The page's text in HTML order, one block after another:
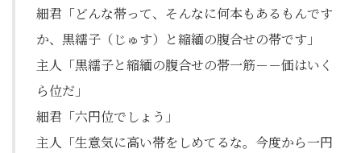
細君「どんな帯って、そんなに何本もあるもんです
か、黒繻子（じゅす）と縮緬の腹合せの帯です」
主人「黒繻子と縮緬の腹合せの帯一筋－－価はいく
ら位だ」
細君「六円位でしょう」
主人「生意気に高い帯をしめてるな。今度から一円